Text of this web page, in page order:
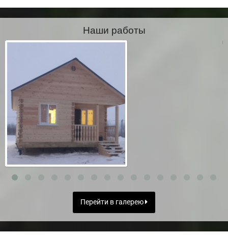
Наши работы
Перейти в галерею